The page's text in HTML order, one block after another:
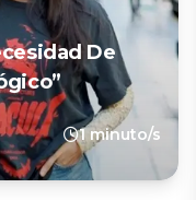
De
1 minuto/s